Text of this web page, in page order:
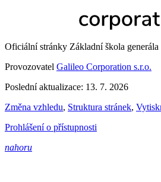
Oficiální stránky Základní škola
Provozovatel Galileo Corporation s.r.o.
Poslední aktualizace: 13. 7. 2026
Změna vzhledu, Struktura stránek,
Prohlášení o přístupnosti
nahoru